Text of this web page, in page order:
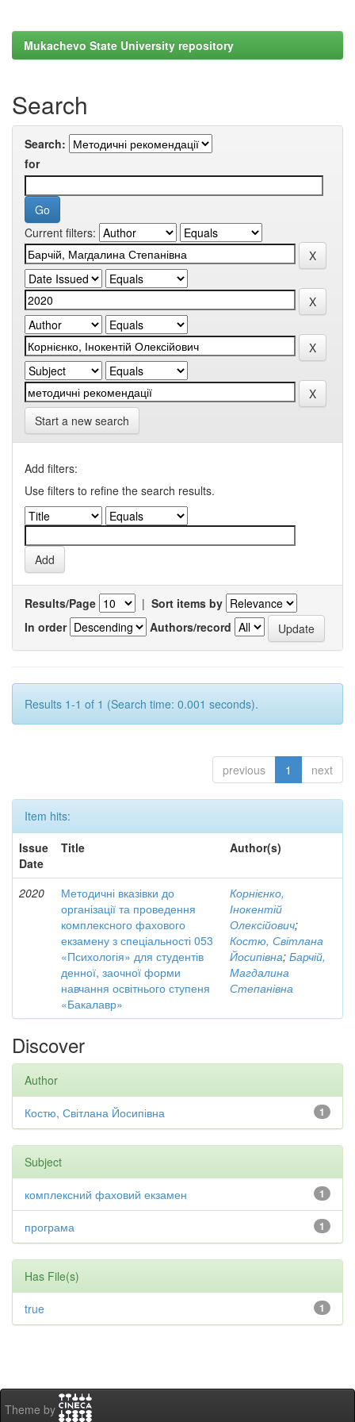
Mukachevo State University repository
Search
Search:
for
Current filters:
Start a new search
Add filters:
Use filters to refine the search results.
Results/Page | Sort items by
In order
Authors/record
Results 1-1 of 1 (Search time: 0.001 seconds).
previous 1 next
Item hits:
Issue
Date
Title Author(s)
2020
Методичні вказівки до
організації та проведення
комплексного фахового
екзамену з спеціальності 053
«Психологія» для студентів
денної, заочної форми
навчання освітнього ступеня
«Бакалавр»
Корнієнко,
Інокентій
Олексійович;
Костю, Світлана
Йосипівна; Барчій,
Магдалина
Степанівна
Discover
Author
1
Костю, Світлана Йосипівна
Subject
1
комплексний фаховий екзамен
1
програма
Has File(s)
1
true
Theme by